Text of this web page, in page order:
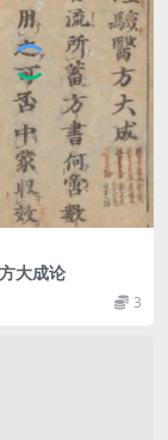
大成论
3